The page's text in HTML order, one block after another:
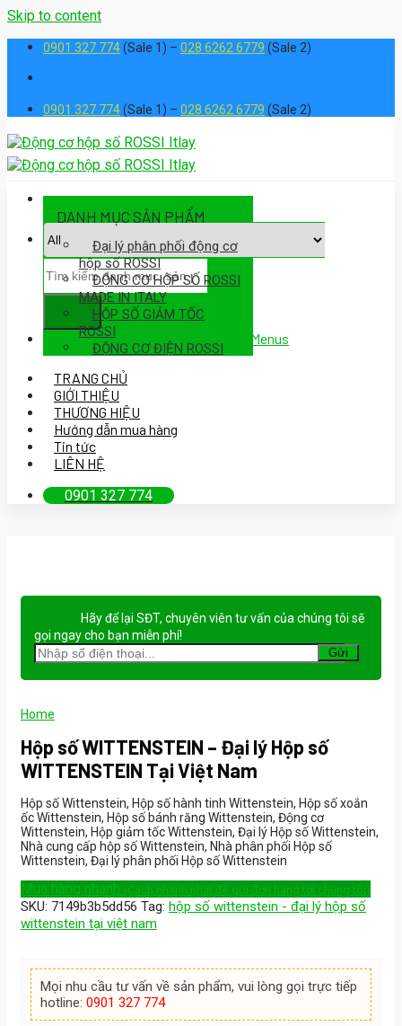
Skip to content
0901 327 774(Sale 1) – 028 6262 6779 (Sale 2)
0901 327 774(Sale 1) – 028 6262 6779 (Sale 2)
Assign a menu in Theme Options > Menus
DANH MỤC SẢN PHẨM
Đại lý phân phối động cơ
hộp số ROSSI
ĐỘNG CƠ HỘP SỐ ROSSI
MADE IN ITALY
HỘP SỐ GIẢM TỐC
ROSSI
ĐỘNG CƠ ĐIỆN ROSSI
TRANG CHỦ
GIỚI THIỆU
THƯƠNG HIỆU
Hướng dẫn mua hàng
Tin tức
LIÊN HỆ
0901 327 774
Hãy để lại SĐT, chuyên viên tư vấn của chúng tôi sẽ
gọi ngay cho bạn miễn phí!
Home
Hộp số WITTENSTEIN – Đại lý Hộp số
WITTENSTEIN Tại Việt Nam
Hộp số Wittenstein, Hộp số hành tinh Wittenstein, Hộp số xoắn
ốc Wittenstein, Hộp số bánh răng Wittenstein, Động cơ
Wittenstein, Hộp giảm tốc Wittenstein, Đại lý Hộp số Wittenstein,
Nhà cung cấp hộp số Wittenstein, Nhà phân phối Hộp số
Wittenstein, Đại lý phân phối Hộp số Wittenstein
Mua hàng nhanh (Cách nhanh nhất để gửi đơn hàng tới chúng tôi)
SKU: 7149b3b5dd56 Tag: hộp số wittenstein - đại lý hộp số
wittenstein tại việt nam
Mọi nhu cầu tư vấn về sản phẩm, vui lòng gọi trực tiếp
hotline: 0901 327 774